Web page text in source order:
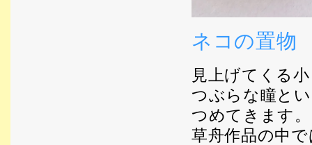
ネコの置物
見上げてくる
つぶらな瞳と
つめてきます。
草舟作品の中